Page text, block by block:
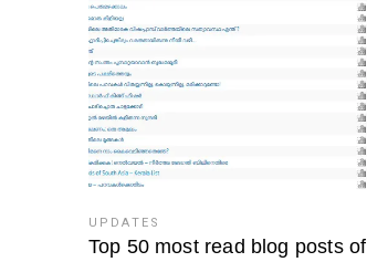
UPDATES
Top 50 most read blog posts of